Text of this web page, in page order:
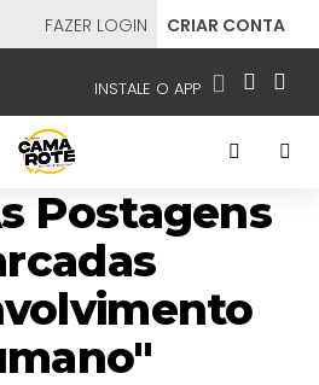
FAZER LOGIN CRIAR CONTA
INSTALE O APP
APP TV SBT
DE TELEVISÃO
Postagens